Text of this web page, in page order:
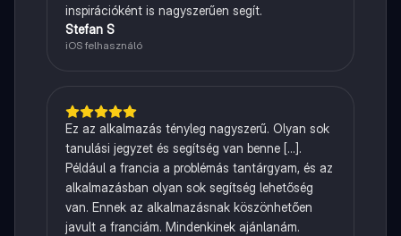
inspirációként is nagyszerűen segít.
Stefan S
iOS felhasználó
Ez az alkalmazás tényleg nagyszerű. Olyan sok
tanulási jegyzet és segítség van benne [...].
Például a francia a problémás tantárgyam, és az
alkalmazásban olyan sok segítség lehetőség
van. Ennek az alkalmazásnak köszönhetően
javult a franciám. Mindenkinek ajánlanám.